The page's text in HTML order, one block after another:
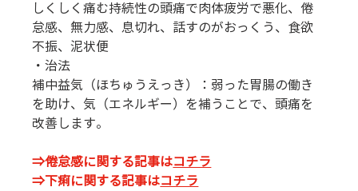
しくしく痛む持続性の頭痛で肉体疲労で悪化、倦
怠感、無力感、息切れ、話すのがおっくう、食欲
不振、泥状便
・治法
補中益気（ほちゅうえっき）：弱った胃腸の働き
を助け、気（エネルギー）を補うことで、頭痛を
改善します。
⇒倦怠感に関する記事はコチラ
⇒下痢に関する記事はコチラ